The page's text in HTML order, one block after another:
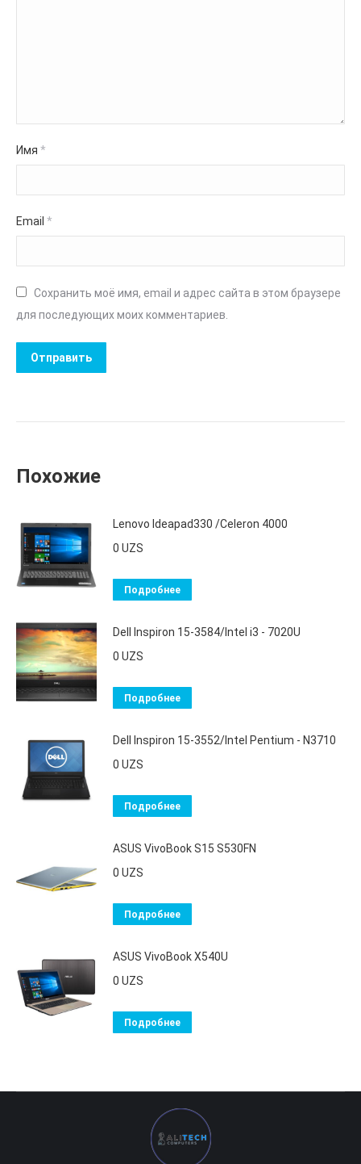
Имя *
Email *
Сохранить моё имя, email и адрес сайта в этом браузере
для последующих моих комментариев.
Похожие
Lenovo Ideapad330 /Celeron 4000
0 UZS
Подробнее
Dell Inspiron 15-3584/Intel i3 - 7020U
0 UZS
Подробнее
Dell Inspiron 15-3552/Intel Pentium - N3710
0 UZS
Подробнее
ASUS VivoBook S15 S530FN
0 UZS
Подробнее
ASUS VivoBook X540U
0 UZS
Подробнее